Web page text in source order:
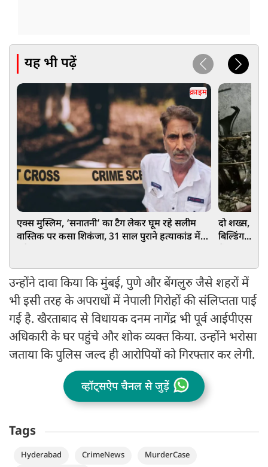
यह भी पढ़ें
क्राइम
एक्स मुस्लिम, ‘सनातनी’ का टैग लेकर घूम रहे सलीम
वास्तिक पर कसा शिकंजा, 31 साल पुराने हत्याकांड में
दो शख्स, एक
उन्होंने दावा किया कि मुंबई, पुणे और बेंगलुरु जैसे शहरों में
भी इसी तरह के अपराधों में नेपाली गिरोहों की संलिप्तता पाई
गई है. खैरताबाद से विधायक दनम नागेंद्र भी पूर्व आईपीएस
अधिकारी के घर पहुंचे और शोक व्यक्त किया. उन्होंने भरोसा
जताया कि पुलिस जल्द ही आरोपियों को गिरफ्तार कर लेगी.
व्हॉट्सऐप चैनल से जुड़ें
Tags
Hyderabad CrimeNews
MurderCase